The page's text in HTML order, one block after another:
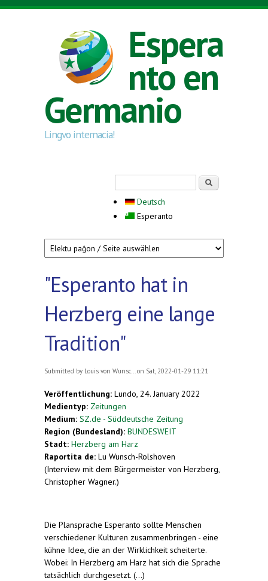
Skip to main content
Espera
nto en
Germanio
Lingvo internacia!
Deutsch
Esperanto
"Esperanto hat in
Herzberg eine lange
Tradition"
Submitted by Louis von Wunsc... on Sat, 2022-01-29 11:21
Veröffentlichung: Lundo, 24. January 2022
Medientyp: Zeitungen
Medium: SZ.de - Süddeutsche Zeitung
Region (Bundesland): BUNDESWEIT
Stadt: Herzberg am Harz
Raportita de: Lu Wunsch-Rolshoven
(Interview mit dem Bürgermeister von Herzberg,
Christopher Wagner.)
Die Plansprache Esperanto sollte Menschen
verschiedener Kulturen zusammenbringen - eine
kühne Idee, die an der Wirklichkeit scheiterte.
Wobei: In Herzberg am Harz hat sich die Sprache
tatsächlich durchgesetzt. (...)